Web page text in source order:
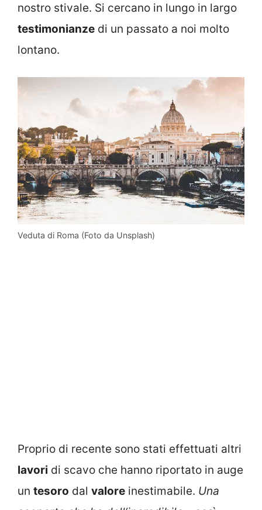
nostro stivale. Si cercano in lungo in largo
testimonianze di un passato a noi molto
lontano.
Veduta di Roma (Foto da Unsplash)
Proprio di recente sono stati effettuati altri
lavori di scavo che hanno riportato in auge
un tesoro dal valore inestimabile. Una